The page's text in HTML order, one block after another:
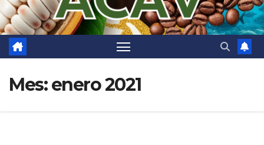
Mes:enero 2021